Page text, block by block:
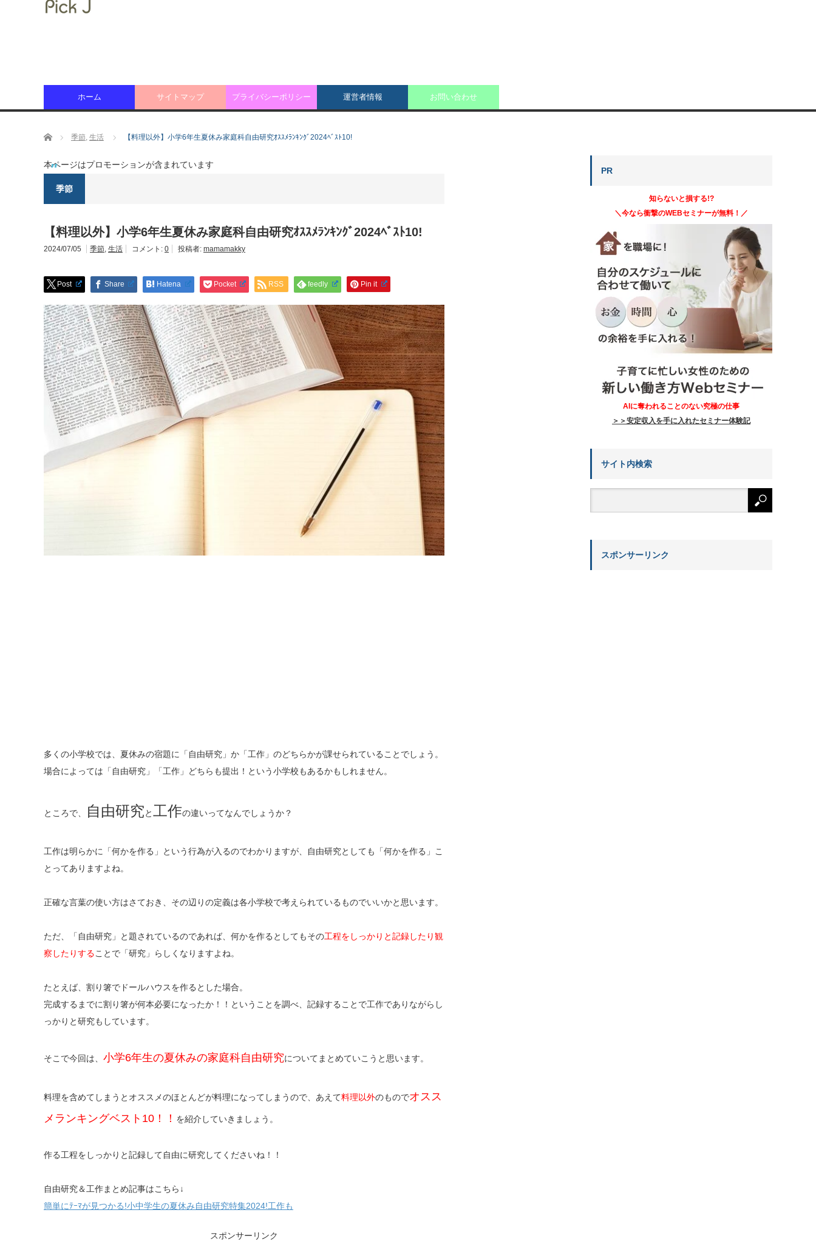
ホーム サイトマップ プライバシーポリシー 運営者情報 お問い合わせ
ホーム 季節, 生活 【料理以外】小学6年生夏休み家庭科自由研究ｵｽｽﾒﾗﾝｷﾝｸﾞ2024ﾍﾞｽﾄ10!
本ページはプロモーションが含まれています
季節
【料理以外】小学6年生夏休み家庭科自由研究ｵｽｽﾒﾗﾝｷﾝｸﾞ2024ﾍﾞｽﾄ10!
2024/07/05 季節, 生活 コメント: 0 投稿者: mamamakky
Post Share Hatena Pocket RSS feedly Pin it
多くの小学校では、夏休みの宿題に「自由研究」か「工作」のどちらかが課せられていることでしょう。
場合によっては「自由研究」「工作」どちらも提出！という小学校もあるかもしれません。
ところで、 自由研究と工作の違いってなんでしょうか？
工作は明らかに「何かを作る」という行為が入るのでわかりますが、自由研究としても「何かを作る」こ
とってありますよね。
正確な言葉の使い方はさておき、その辺りの定義は各小学校で考えられているものでいいかと思います。
ただ、「自由研究」と題されているのであれば、何かを作るとしてもその工程をしっかりと記録したり観
察したりすることで「研究」らしくなりますよね。
たとえば、割り箸でドールハウスを作るとした場合。
完成するまでに割り箸が何本必要になったか！！ということを調べ、記録することで工作でありながらし
っかりと研究もしています。
そこで今回は、 小学6年生の夏休みの家庭科自由研究についてまとめていこうと思います。
料理を含めてしまうとオススメのほとんどが料理になってしまうので、あえて料理以外のものでオスス
メランキングベスト10！！ を紹介していきましょう。
作る工程をしっかりと記録して自由に研究してくださいね！！
自由研究＆工作まとめ記事はこちら↓
簡単にﾃｰﾏが見つかる!小中学生の夏休み自由研究特集2024!工作も
スポンサーリンク
PR
知らないと損する!?
＼今なら衝撃のWEBセミナーが無料！／
AIに奪われることのない究極の仕事
＞＞安定収入を手に入れたセミナー体験記
サイト内検索
スポンサーリンク